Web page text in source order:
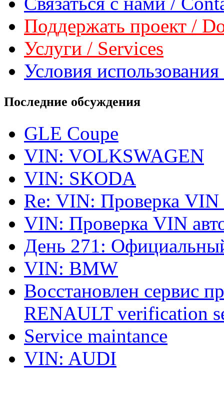
Поддержать проект /
Услуги / Services
Условия
Последние обсуждения
GLE Coupe
VIN: VOLKSWAGEN
VIN: SKODA
Re: VIN: Проверка VIN
VIN: Проверка VIN
День 271:
VIN: BMW
Восстановлен сервис
RENAULT verification
Service maintance
VIN: AUDI